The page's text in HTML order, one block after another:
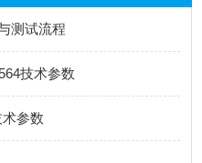
测试流程
技术参数
参数